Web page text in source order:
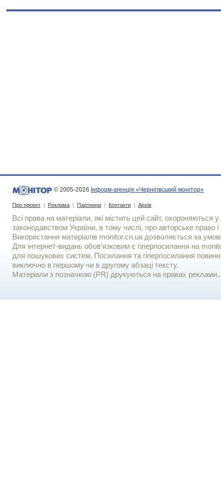
© 2005-2026 Інформ-агенція «Чернігівський монітор»
Про проект | Реклама | Партнери | Контакти | Архів
Всі права на матеріали, які містить цей сайт, охороняються у
законодавством України, в тому числі, про авторське право і
Використання матерiалiв monitor.cn.ua дозволяється за
Для iнтернет-видань обов'язковим є гiперпосилання на
для пошукових систем. Посилання та гіперпосилання
виключно в першому чи в другому абзаці тексту.
Матеріали з позначкою (PR) друкуються на правах реклами..